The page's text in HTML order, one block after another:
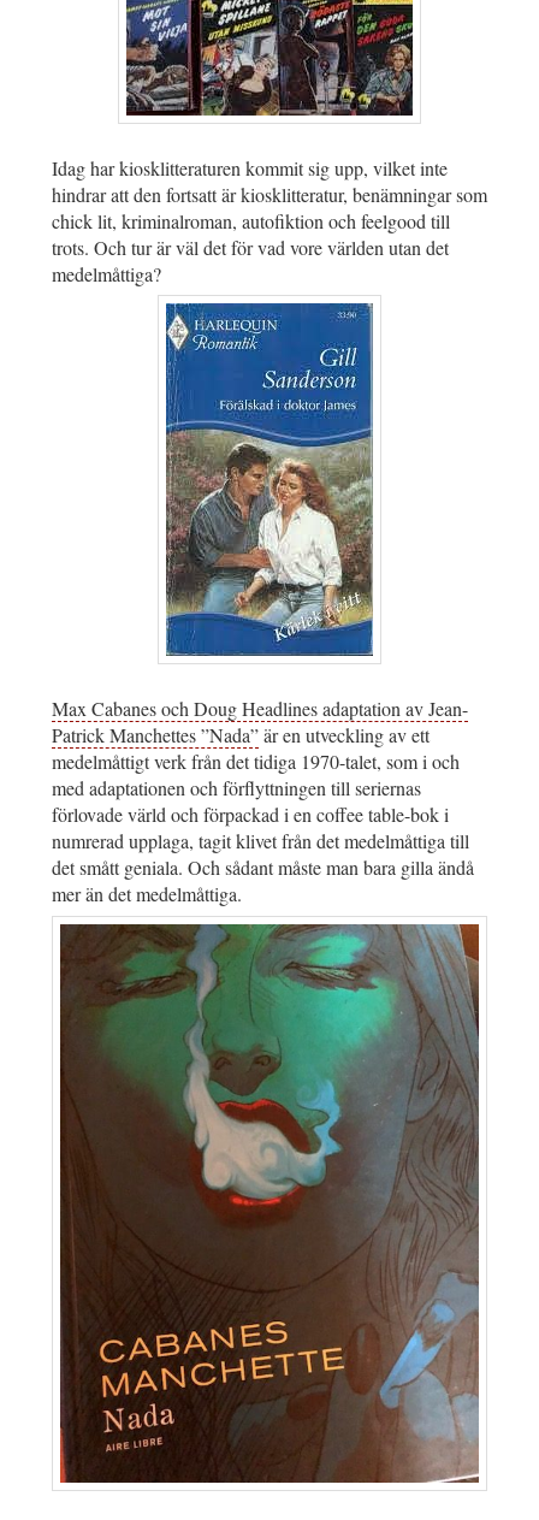
Idag har kiosklitteraturen kommit sig upp, vilket inte
hindrar att den fortsatt är kiosklitteratur, benämningar som
chick lit, kriminalroman, autofiktion och feelgood till
trots. Och tur är väl det för vad vore världen utan det
medelmåttiga?
Max Cabanes och Doug Headlines adaptation av Jean-
Patrick Manchettes ”Nada”är en utveckling av ett
medelmåttigt verk från det tidiga 1970-talet, som i och
med adaptationen och förflyttningen till seriernas
förlovade värld och förpackad i en coffee table-bok i
numrerad upplaga, tagit klivet från det medelmåttiga till
det smått geniala. Och sådant måste man bara gilla ändå
mer än det medelmåttiga.